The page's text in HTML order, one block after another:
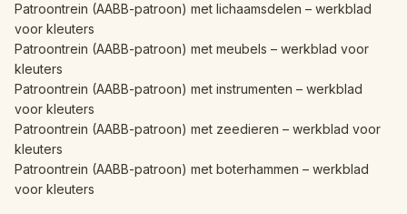
Patroontrein (AABB-patroon) met lichaamsdelen – werkblad
voor kleuters
Patroontrein (AABB-patroon) met meubels – werkblad voor
kleuters
Patroontrein (AABB-patroon) met instrumenten – werkblad
voor kleuters
Patroontrein (AABB-patroon) met zeedieren – werkblad voor
kleuters
Patroontrein (AABB-patroon) met boterhammen – werkblad
voor kleuters